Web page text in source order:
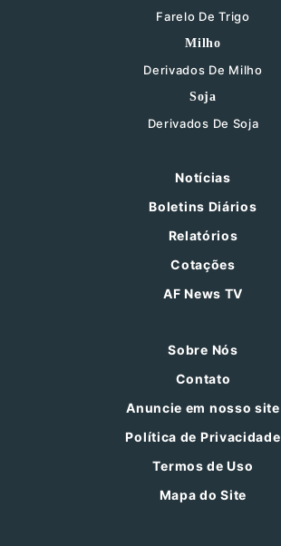
Farelo De Trigo
Milho
Derivados De Milho
Soja
Derivados De Soja
Notícias
Boletins Diários
Relatórios
Cotações
AF News TV
Sobre Nós
Contato
Anuncie em nosso site
Política de Privacidade
Termos de Uso
Mapa do Site